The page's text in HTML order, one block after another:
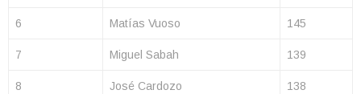
6 Matías Vuoso 145
7 Miguel Sabah 139
8 José Cardozo 138